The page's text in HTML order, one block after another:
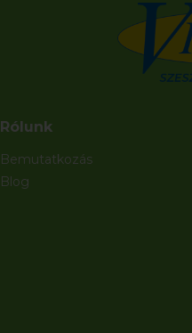
Rólunk
Bemutatkozás
Blog